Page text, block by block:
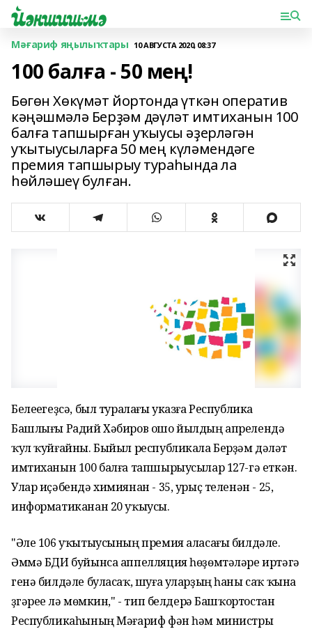
Мәғариф яңылыҡтары 10 АВГУСТА 2020, 08:37
100 балға - 50 мең!
Бөгөн Хөкүмәт йортонда үткән оператив
кәңәшмәлә Берҙәм дәүләт имтиханын 100
балға тапшырған уҡыусы әҙерләгән
уҡытыусыларға 50 мең күләмендәге
премия тапшырыу тураһында ла
һөйләшеү булған.
Белеүегеҙсә, был туралағы указға Республика
Башлығы Радий Хәбиров ошо йылдың апрелендә
ҡул ҡуйғайны. Быйыл республикала Берҙәм дәүләт
имтиханын 100 балға тапшырыусылар 127-гә еткән.
Улар иҫәбендә химиянан - 35, урыҫ теленән - 25,
информатиканан 20 уҡыусы.
"Әле 106 уҡытыусының премия аласағы билдәле.
Әммә БДИ буйынса аппелляция һөҙөмтәләре иртәгә
генә билдәле буласаҡ, шуға уларҙың һаны саҡ ҡына
үҙгәреүе лә мөмкин," - тип белдерә Башҡортостан
Республикаһының Мәғариф фән һәм министры